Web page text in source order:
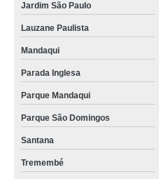
Jardim São Paulo
Lauzane Paulista
Mandaqui
Parada Inglesa
Parque Mandaqui
Parque São Domingos
Santana
Tremembé